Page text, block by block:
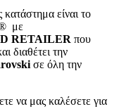
είναι το
με
RETAILER που
διαθέτει την
σε όλη την
να μας καλέσετε για